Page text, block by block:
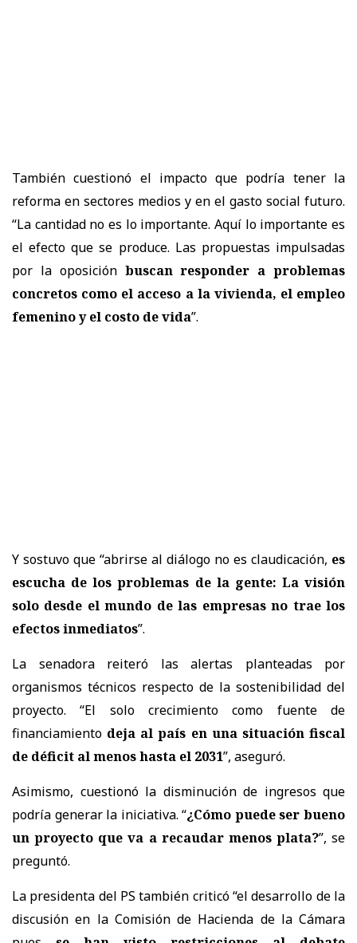
También cuestionó el impacto que podría tener la
reforma en sectores medios y en el gasto social futuro.
“La cantidad no es lo importante. Aquí lo importante es
el efecto que se produce. Las propuestas impulsadas
por la oposición buscan responder a problemas
concretos como el acceso a la vivienda, el empleo
femenino y el costo de vida”.
Y sostuvo que “abrirse al diálogo no es claudicación, es
escucha de los problemas de la gente: La visión
solo desde el mundo de las empresas no trae los
efectos inmediatos”.
La senadora reiteró las alertas planteadas por
organismos técnicos respecto de la sostenibilidad del
proyecto. “El solo crecimiento como fuente de
financiamiento deja al país en una situación fiscal
de déficit al menos hasta el 2031”, aseguró.
Asimismo, cuestionó la disminución de ingresos que
podría generar la iniciativa. “¿Cómo puede ser bueno
un proyecto que va a recaudar menos plata?”, se
preguntó.
La presidenta del PS también criticó “el desarrollo de la
discusión en la Comisión de Hacienda de la Cámara